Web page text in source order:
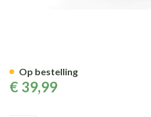
€ 39,99
Op bestelling